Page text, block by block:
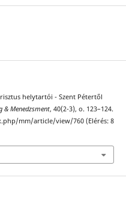
helytartói - Szent Pétertől
& Menedzsment, 40(2-3), o. 123–124.
mm/article/view/760 (Elérés: 8